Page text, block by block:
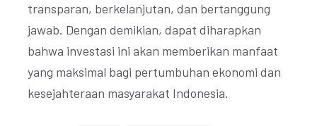
transparan, berkelanjutan, dan bertanggung
jawab. Dengan demikian, dapat diharapkan
bahwa investasi ini akan memberikan manfaat
yang maksimal bagi pertumbuhan ekonomi dan
kesejahteraan masyarakat Indonesia.